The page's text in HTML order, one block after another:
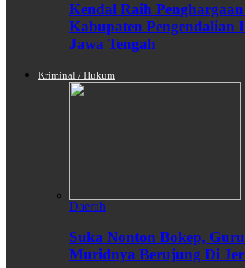
Kendal Raih Penghargaan
Kabupaten Pengendalian
Jawa Tengah
Kriminal / Hukum
Daerah
Suka Nonton Bokep,
Muridnya Berujung Di